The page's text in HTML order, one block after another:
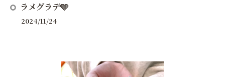
ラメグラデ🩵
2024/11/24